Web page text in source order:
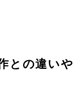
との違いや